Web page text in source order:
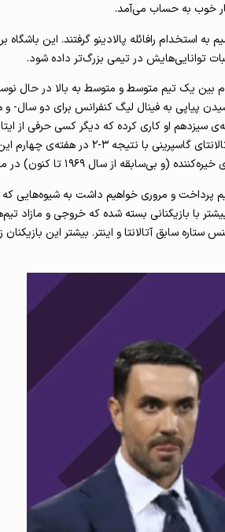
خوب به حساب می‌آمد.
استخدام رافائله پالادینو گرفتند. این باشگاه
توانایی‌هایش در تیمی بزرگ‌تر داده شود.
بین یک تیم متوسط و متوسط به بالا در حال
به فینال لیگ کنفرانس برای دو سال- و
او کاری کرده که دیگر کسی حرفی از
در مهم‌ترین تیم ورزشی شهر فلورانس.
و مروری خواهیم داشت به شیوه‌هایی که
با بازیکنانی بسته شده که خروجی و مازاد
سابق آتالانتا و اینتر. بیشتر این بازیکنان